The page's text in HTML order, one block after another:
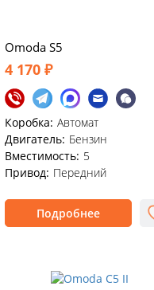
Omoda S5
4 170 ₽
Коробка: Автомат
Двигатель: Бензин
Вместимость: 5
Привод: Передний
Подробнее